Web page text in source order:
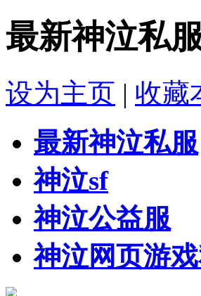
最新神泣私
设为主页 | 收藏
最新神泣私服
神泣sf
神泣公益服
神泣网页游